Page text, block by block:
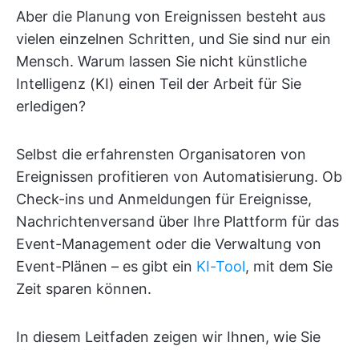
Aber die Planung von Ereignissen besteht aus
vielen einzelnen Schritten, und Sie sind nur ein
Mensch. Warum lassen Sie nicht künstliche
Intelligenz (KI) einen Teil der Arbeit für Sie
erledigen?
Selbst die erfahrensten Organisatoren von
Ereignissen profitieren von Automatisierung. Ob
Check-ins und Anmeldungen für Ereignisse,
Nachrichtenversand über Ihre Plattform für das
Event-Management oder die Verwaltung von
Event-Plänen – es gibt ein KI-Tool, mit dem Sie
Zeit sparen können.
In diesem Leitfaden zeigen wir Ihnen, wie Sie